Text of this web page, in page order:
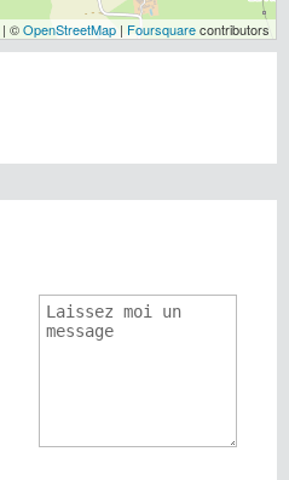
| ©OpenStreetMap | Foursquarecontributors